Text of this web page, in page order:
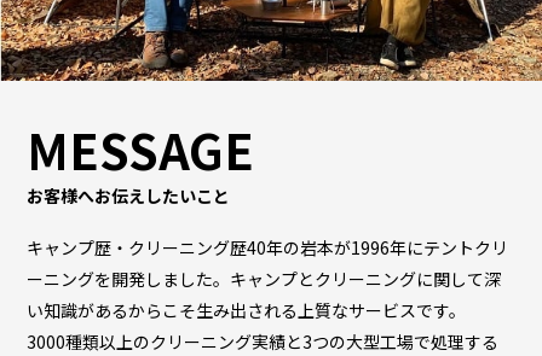
MESSAGE
お客様へお伝えしたいこと
キャンプ歴・クリーニング歴40年の岩本が1996年にテントクリ
ーニングを開発しました。キャンプとクリーニングに関して深
い知識があるからこそ生み出される上質なサービスです。
3000種類以上のクリーニング実績と3つの大型工場で処理する